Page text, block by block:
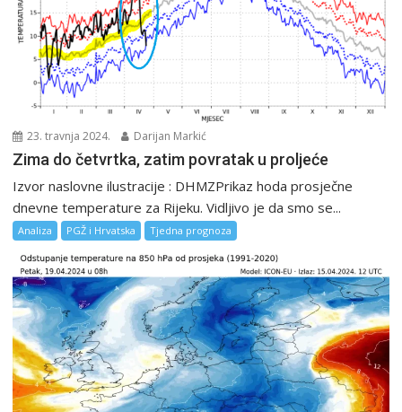
23. travnja 2024. Darijan Markić
Zima do četvrtka, zatim povratak u proljeće
Izvor naslovne ilustracije : DHMZPrikaz hoda prosječne
dnevne temperature za Rijeku. Vidljivo je da smo se...
Analiza PGŽ i Hrvatska Tjedna prognoza